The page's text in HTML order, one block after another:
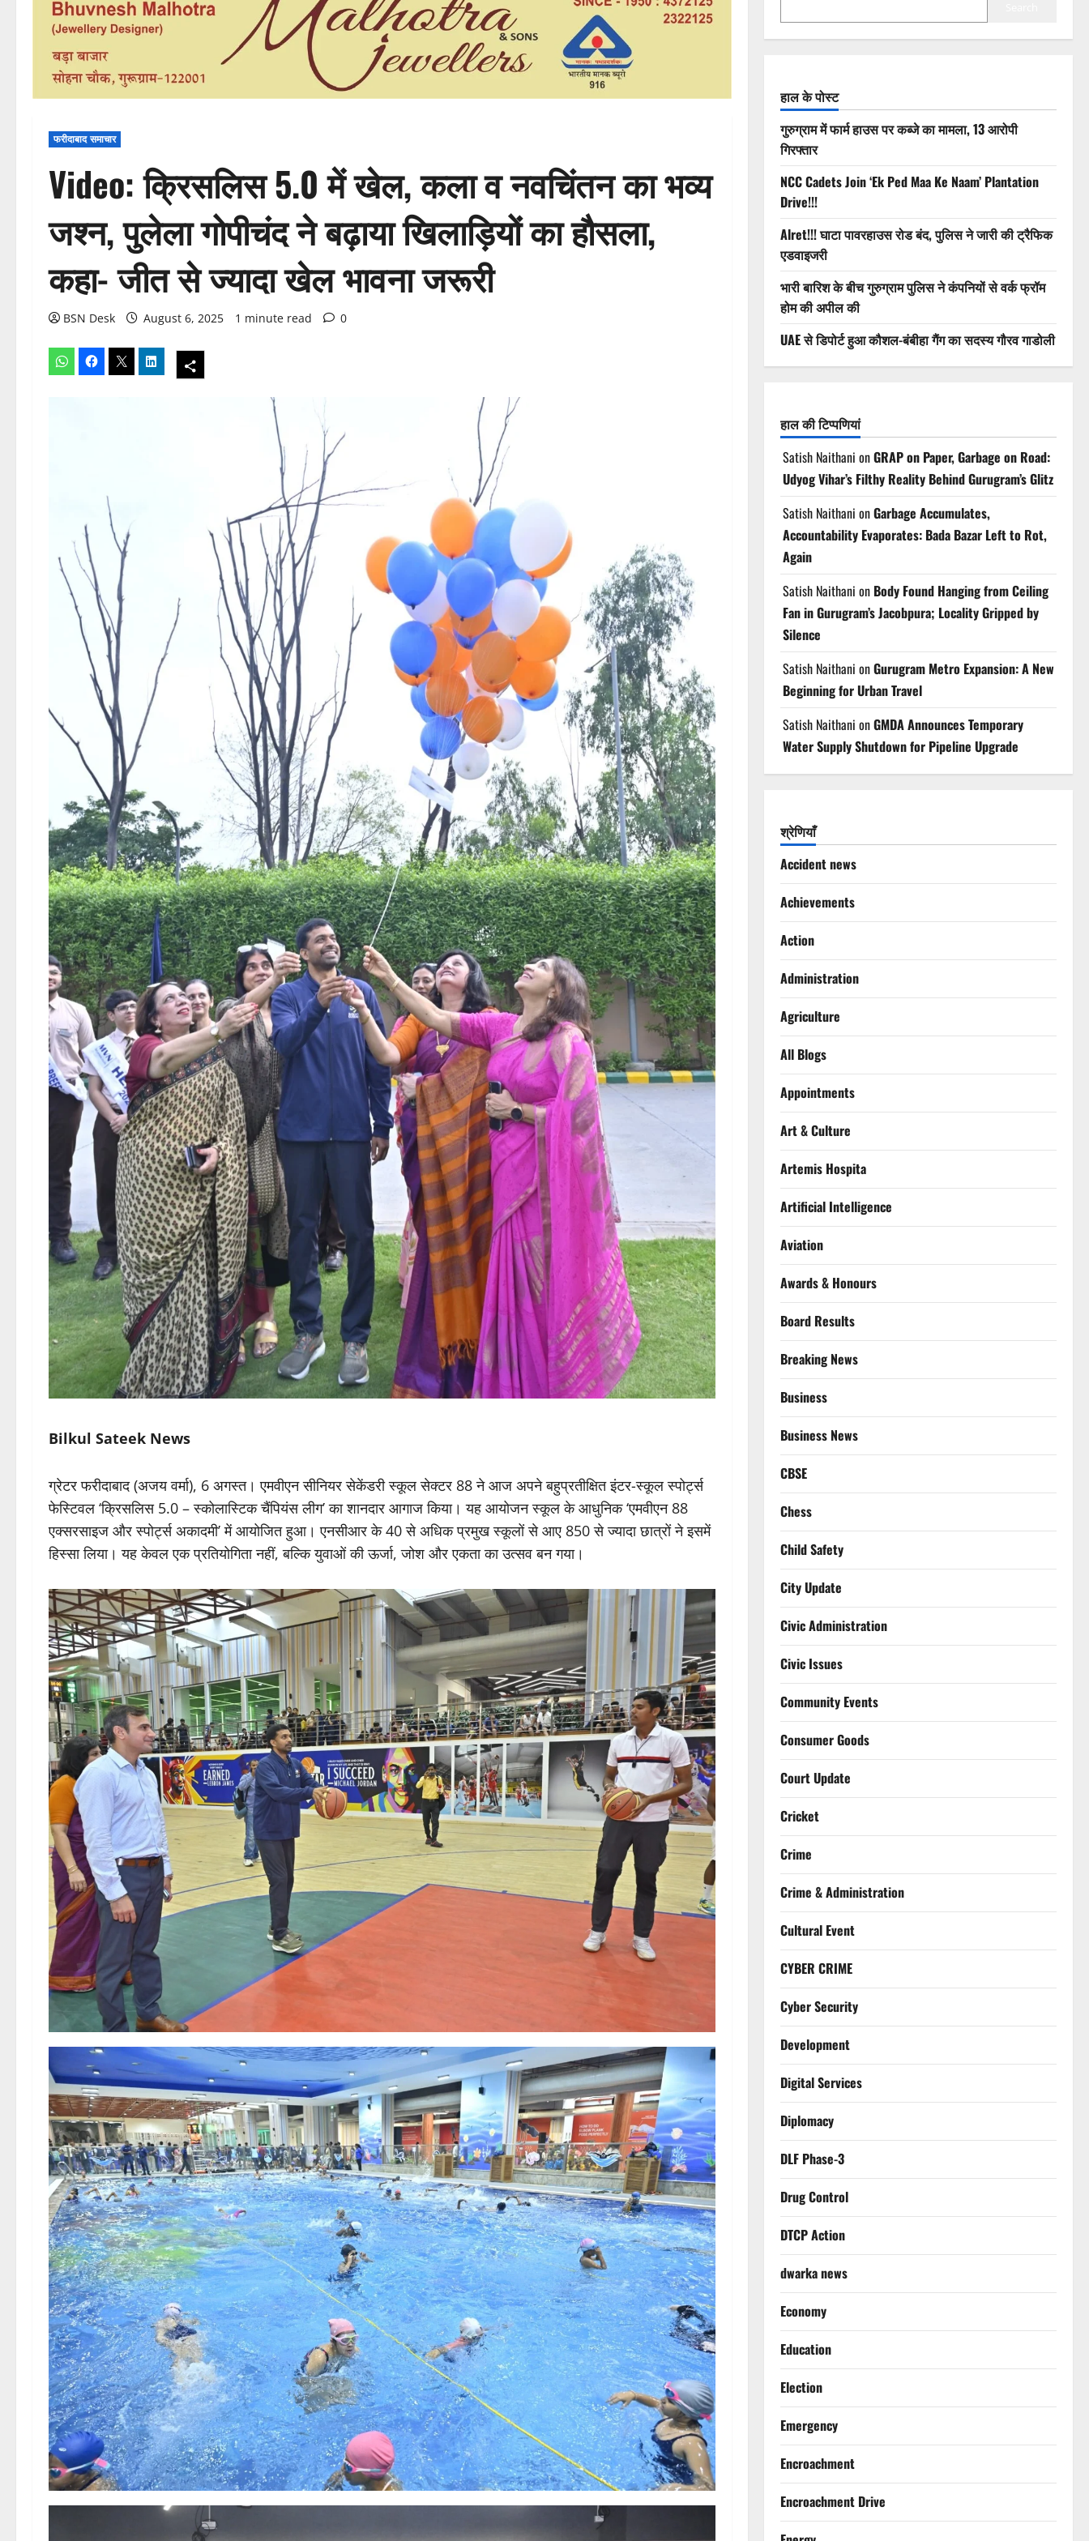
फरीदाबाद समाचार
Video: क्रिसलिस 5.0 में खेल, कला व नवचिंतन का भव्य
जश्न, पुलेला गोपीचंद ने बढ़ाया खिलाड़ियों का हौसला,
कहा- जीत से ज्यादा खेल भावना जरूरी
BSN Desk August 6, 2025 1 minute read 0
Bilkul Sateek News
ग्रेटर फरीदाबाद (अजय वर्मा), 6 अगस्त। एमवीएन सीनियर सेकेंडरी स्कूल सेक्टर 88 ने आज अपने बहुप्रतीक्षित इंटर-स्कूल स्पोर्ट्स
फेस्टिवल ‘क्रिसलिस 5.0 – स्कोलास्टिक चैंपियंस लीग’ का शानदार आगाज किया। यह आयोजन स्कूल के आधुनिक ‘एमवीएन 88
एक्सरसाइज और स्पोर्ट्स अकादमी’ में आयोजित हुआ। एनसीआर के 40 से अधिक प्रमुख स्कूलों से आए 850 से ज्यादा छात्रों ने इसमें
हिस्सा लिया। यह केवल एक प्रतियोगिता नहीं, बल्कि युवाओं की ऊर्जा, जोश और एकता का उत्सव बन गया।
हाल के पोस्ट
गुरुग्राम में फार्म हाउस पर कब्जे का मामला, 13 आरोपी
गिरफ्तार
NCC Cadets Join ‘Ek Ped Maa Ke Naam’ Plantation
Drive!!!
Alret!!! घाटा पावरहाउस रोड बंद, पुलिस ने जारी की ट्रैफिक
एडवाइजरी
भारी बारिश के बीच गुरुग्राम पुलिस ने कंपनियों से वर्क फ्रॉम
होम की अपील की
UAE से डिपोर्ट हुआ कौशल-बंबीहा गैंग का सदस्य गौरव गाडोली
हाल की टिप्पणियां
Satish Naithani onGRAP on Paper, Garbage on Road:
Udyog Vihar’s Filthy Reality Behind Gurugram’s Glitz
Satish Naithani onGarbage Accumulates,
Accountability Evaporates: Bada Bazar Left to Rot,
Again
Satish Naithani on Body Found Hanging from Ceiling
Fan in Gurugram’s Jacobpura; Locality Gripped by
Silence
Satish Naithani onGurugram Metro Expansion: A New
Beginning for Urban Travel
Satish Naithani onGMDA Announces Temporary
Water Supply Shutdown for Pipeline Upgrade
श्रेणियाँ
Accident news
Achievements
Action
Administration
Agriculture
All Blogs
Appointments
Art & Culture
Artemis Hospita
Artificial Intelligence
Aviation
Awards & Honours
Board Results
Breaking News
Business
Business News
CBSE
Chess
Child Safety
City Update
Civic Administration
Civic Issues
Community Events
Consumer Goods
Court Update
Cricket
Crime
Crime & Administration
Cultural Event
CYBER CRIME
Cyber Security
Development
Digital Services
Diplomacy
DLF Phase-3
Drug Control
DTCP Action
dwarka news
Economy
Education
Election
Emergency
Encroachment
Encroachment Drive